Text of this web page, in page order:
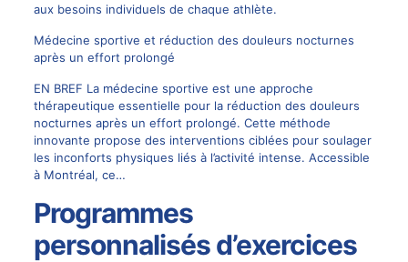
aux besoins individuels de chaque athlète.
Médecine sportive et réduction des douleurs nocturnes
après un effort prolongé
EN BREF La médecine sportive est une approche
thérapeutique essentielle pour la réduction des douleurs
nocturnes après un effort prolongé. Cette méthode
innovante propose des interventions ciblées pour soulager
les inconforts physiques liés à l’activité intense. Accessible
à Montréal, ce…
Programmes
personnalisés d’exercices